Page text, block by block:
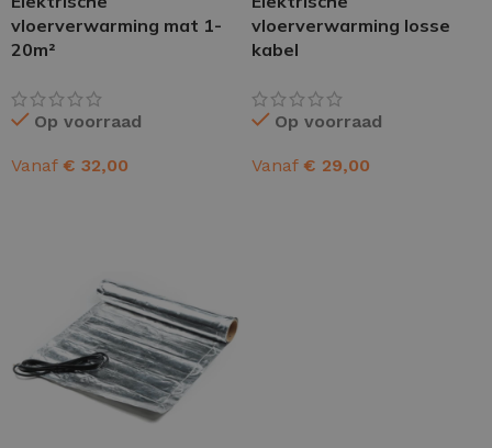
vloerverwarming mat 1-
20m²
Op voorraad
Vanaf € 32,00
vloerverwarming losse
kabel
Op voorraad
Vanaf € 29,00